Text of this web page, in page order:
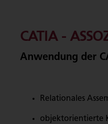
CATIA -
Anwendung der
Relationales
objektorientierte